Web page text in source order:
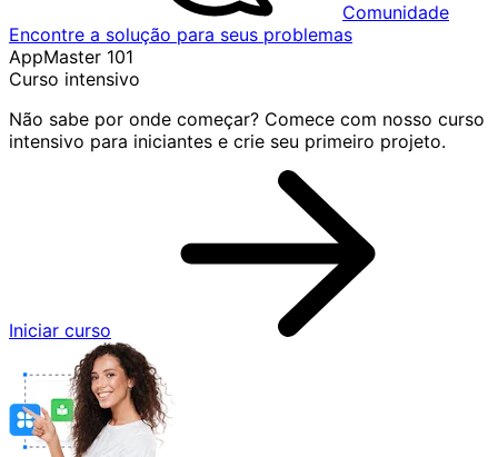
Comunidade
Encontre a solução para seus problemas
AppMaster 101
Curso intensivo
Não sabe por onde começar? Comece com nosso curso
intensivo para iniciantes e crie seu primeiro projeto.
Iniciar curso